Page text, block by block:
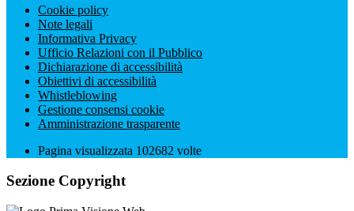
Cookie policy
Note legali
Informativa Privacy
Ufficio Relazioni con il Pubblico
Dichiarazione di accessibilità
Obiettivi di accessibilità
Whistleblowing
Gestione consensi cookie
Amministrazione trasparente
Pagina visualizzata 102682 volte
Sezione Copyright